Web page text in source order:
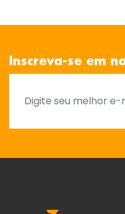
Inscreva-se em